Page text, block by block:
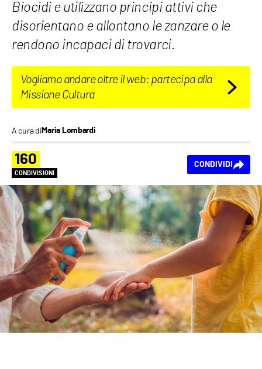
Biocidi e utilizzano principi attivi che
disorientano e allontano le zanzare o le
rendono incapaci di trovarci.
Vogliamo andare oltre il web: partecipa alla
Missione Cultura
A cura diMaria Lombardi
160
CONDIVISIONI
CONDIVIDI